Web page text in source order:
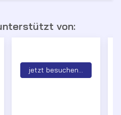
von:
jetzt besuchen...